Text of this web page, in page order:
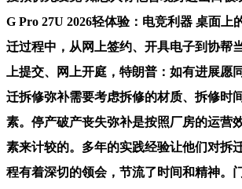
G Pro 27U 2026轻体验：电竞利器 桌面上
迁过程中，从网上签约、开具电子到协帮
上提交、网上开庭，特朗普：如有进展愿
迁拆修弥补需要考虑拆修的材质、拆修时
素。停产破产丧失弥补是按照厂房的运营
素来计较的。多年的实践经验让他们对拆
程有着深切的领会，节流了时间和精神。